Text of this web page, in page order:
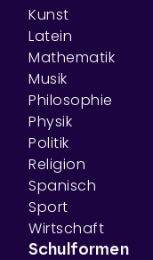
Kunst
Latein
Mathematik
Musik
Philosophie
Physik
Politik
Religion
Spanisch
Sport
Wirtschaft
Schulformen